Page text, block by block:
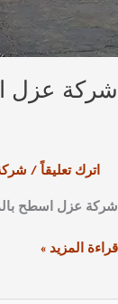
شركة عزل اسطح
اترك تعليقاً/
شركة عزل اسطح
قراءة المزيد »